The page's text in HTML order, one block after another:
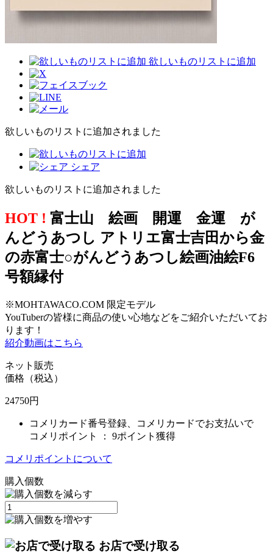
欲しいものリストに追加
欲しいものリストに追加されました
シェア
欲しいものリストに追加されました
HOT ! 富士山 絵画 開運 金運 が
んどうあつし アトリエ富士吉田から金
の赤富士○がんどうあつし絵画油絵F6
号額縁付
※MOHTAWACO.COM 限定モデル
YouTuberの皆様に商品の使い心地などをご紹介いただいてお
ります！
紹介動画はこちら
ネット販売
価格（税込）
24750円
コメリカード番号登録、コメリカードでお支払いで
コメリポイント ： 9ポイント獲得
コメリポイントについて
購入個数
お店で受け取る